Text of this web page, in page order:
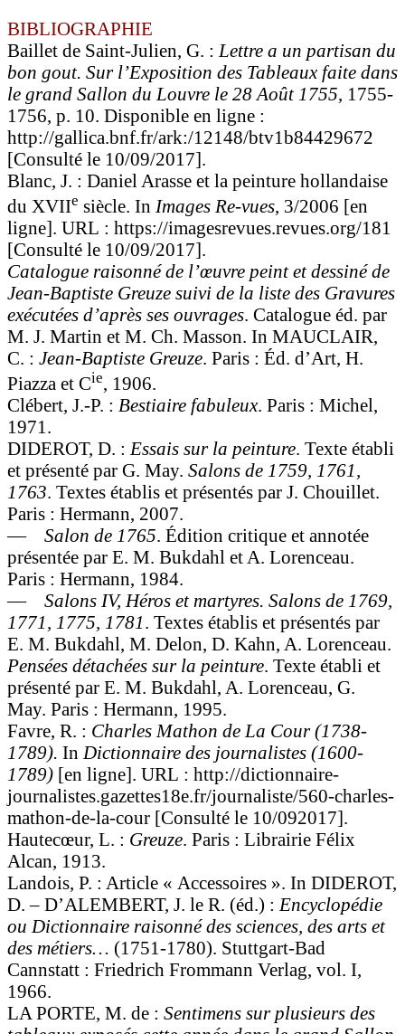
BIBLIOGRAPHIE
Baillet de Saint-Julien, G. : Lettre a un partisan du
bon gout. Sur l’Exposition des Tableaux faite dans
le grand Sallon du Louvre le 28 Août 1755, 1755-
1756, p. 10. Disponible en ligne :
http://gallica.bnf.fr/ark:/12148/btv1b84429672
[Consulté le 10/09/2017].
Blanc, J. : Daniel Arasse et la peinture hollandaise
du XVIIe siècle. In Images Re-vues, 3/2006 [en
ligne]. URL : https://imagesrevues.revues.org/181
[Consulté le 10/09/2017].
Catalogue raisonné de l’œuvre peint et dessiné de
Jean-Baptiste Greuze suivi de la liste des Gravures
exécutées d’après ses ouvrages. Catalogue éd. par
M. J. Martin et M. Ch. Masson. In MAUCLAIR,
C. : Jean-Baptiste Greuze. Paris : Éd. d’Art, H.
Piazza et Cie, 1906.
Clébert, J.-P. : Bestiaire fabuleux. Paris : Michel,
1971.
DIDEROT, D. : Essais sur la peinture. Texte établi
et présenté par G. May. Salons de 1759, 1761,
1763. Textes établis et présentés par J. Chouillet.
Paris : Hermann, 2007.
— Salon de 1765. Édition critique et annotée
présentée par E. M. Bukdahl et A. Lorenceau.
Paris : Hermann, 1984.
— Salons IV, Héros et martyres. Salons de 1769,
1771, 1775, 1781. Textes établis et présentés par
E. M. Bukdahl, M. Delon, D. Kahn, A. Lorenceau.
Pensées détachées sur la peinture. Texte établi et
présenté par E. M. Bukdahl, A. Lorenceau, G.
May. Paris : Hermann, 1995.
Favre, R. : Charles Mathon de La Cour (1738-
1789). In Dictionnaire des journalistes (1600-
1789) [en ligne]. URL : http://dictionnaire-
journalistes.gazettes18e.fr/journaliste/560-charles-
mathon-de-la-cour [Consulté le 10/092017].
Hautecœur, L. : Greuze. Paris : Librairie Félix
Alcan, 1913.
Landois, P. : Article « Accessoires ». In DIDEROT,
D. – D’ALEMBERT, J. le R. (éd.) : Encyclopédie
ou Dictionnaire raisonné des sciences, des arts et
des métiers… (1751-1780). Stuttgart-Bad
Cannstatt : Friedrich Frommann Verlag, vol. I,
1966.
LA PORTE, M. de : Sentimens sur plusieurs des